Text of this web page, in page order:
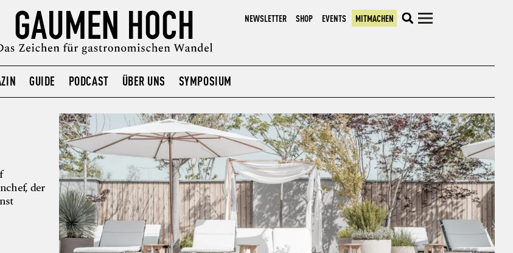
NEWSLETTER SHOP EVENTS MITMACHEN
GUIDE PODCAST ÜBER UNS SYMPOSIUM
der